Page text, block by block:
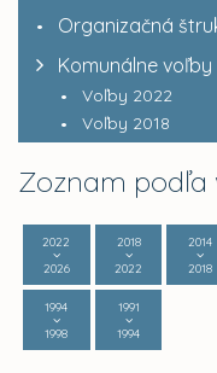
Organizačná
Komunálne voľby
Voľby 2022
Voľby 2018
Zoznam
2022
2026
2018
2022
2014
2018
1994
1998
1991
1994